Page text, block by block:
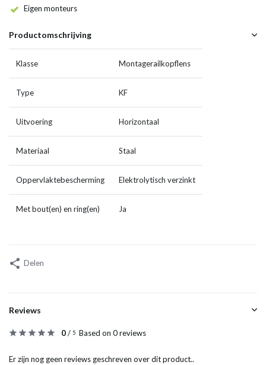
Eigen monteurs
Productomschrijving
Klasse Montagerailkopflens
Type KF
Uitvoering Horizontaal
Materiaal Staal
Oppervlaktebescherming Elektrolytisch verzinkt
Met bout(en) en ring(en) Ja
Delen
Reviews
0/ 5 Based on 0 reviews
Er zijn nog geen reviews geschreven over dit product..